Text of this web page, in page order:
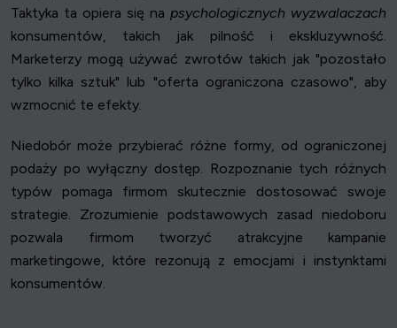
Taktyka ta opiera się na psychologicznych wyzwalaczach
konsumentów, takich jak pilność i ekskluzywność.
Marketerzy mogą używać zwrotów takich jak "pozostało
tylko kilka sztuk" lub "oferta ograniczona czasowo", aby
wzmocnić te efekty.
Niedobór może przybierać różne formy, od ograniczonej
podaży po wyłączny dostęp. Rozpoznanie tych różnych
typów pomaga firmom skutecznie dostosować swoje
strategie. Zrozumienie podstawowych zasad niedoboru
pozwala firmom tworzyć atrakcyjne kampanie
marketingowe, które rezonują z emocjami i instynktami
konsumentów.